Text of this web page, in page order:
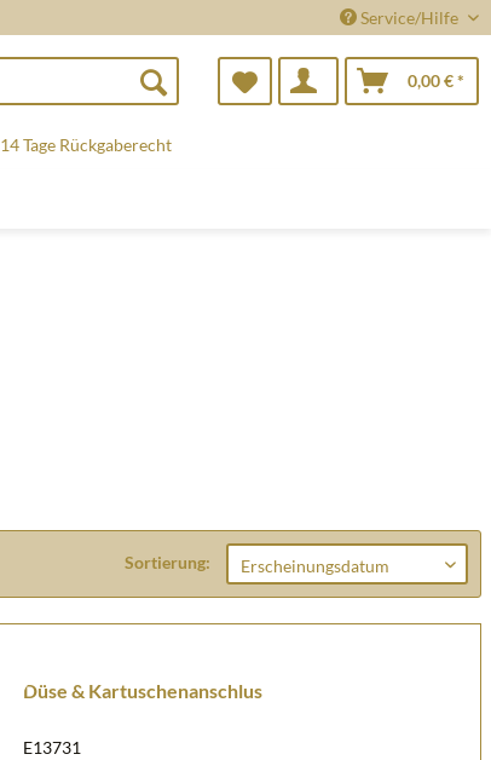
Service/Hilfe
0,00 € *
14 Tage Rückgaberecht
Sortierung:
Düse & Kartuschenanschlus
E13731